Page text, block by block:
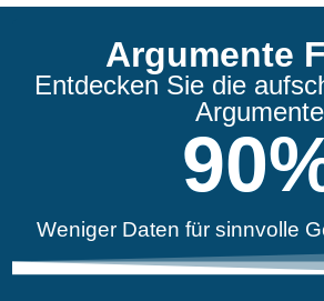
Argumente
Entdecken Sie die
Argumente
Weniger Daten für sinnvolle
90